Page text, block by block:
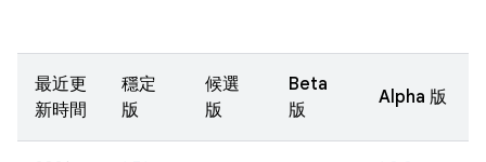
最近更
新時間
穩定
版
候選
版
Beta
版
Alpha 版